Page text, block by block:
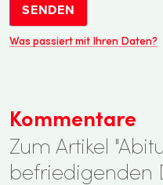
SENDEN
Was passiert mit Ihren Daten?
Kommentare
Zum Artikel
befriedigenden